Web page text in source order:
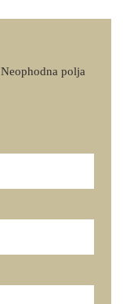
Neophodna polja